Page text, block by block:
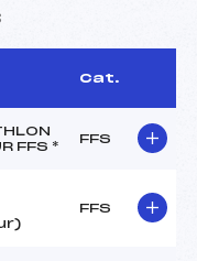
Cat.
FFS *
FFS
FFS